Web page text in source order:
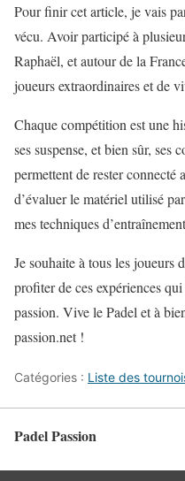
Pour finir cet article, je vais
vécu. Avoir participé à
Raphaël, et autour de la
joueurs extraordinaires et de
Chaque compétition est une
ses suspense, et bien sûr, ses
permettent de rester connecté
d’évaluer le matériel utilisé
mes techniques
Je souhaite à tous les joueurs
profiter de ces expériences
passion. Vive le Padel et à
passion.net !
Catégories : Liste des
Padel Passion